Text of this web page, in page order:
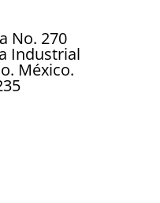
No. 270
Industrial
México.